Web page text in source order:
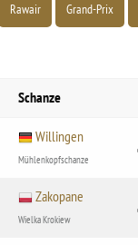
Rawair Grand-Prix
Schanze
Willingen
Mühlenkopfschanze
Zakopane
Wielka Krokiew